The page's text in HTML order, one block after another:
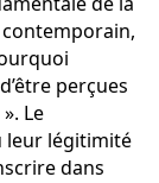
perçues
Le
leur légitimité
dans